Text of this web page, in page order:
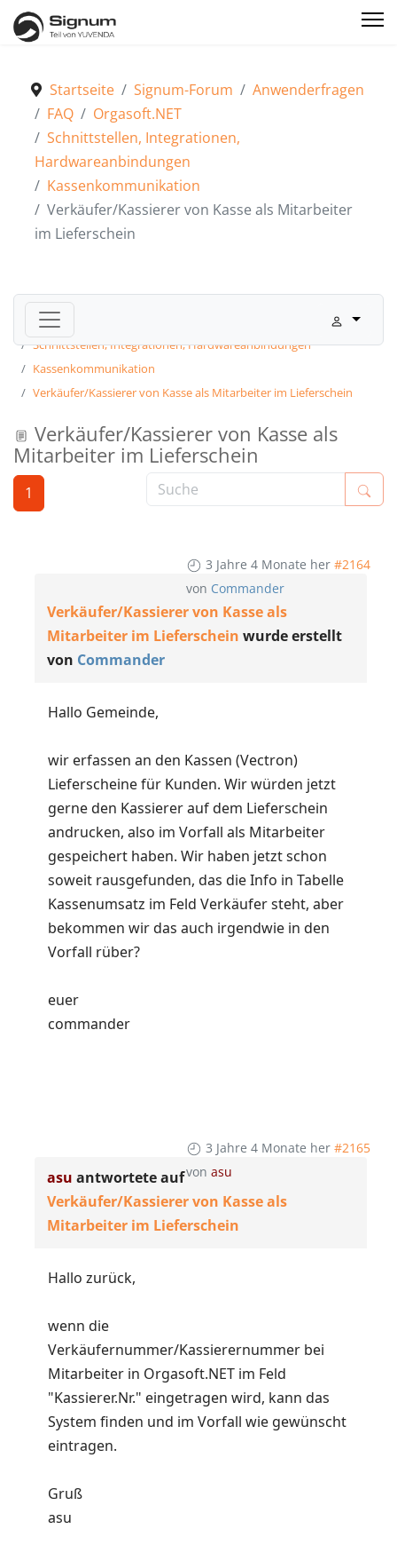
Startseite Signum-Forum
Anwenderfragen
FAQ
Orgasoft.NET
Schnittstellen, Integrationen,
Hardwareanbindungen
Kassenkommunikation
Verkäufer/Kassierer von Kasse als Mitarbeiter
im Lieferschein
Signum-Forum
Orgasoft.NET
Schnittstellen, Integrationen, Hardwareanbindungen
Kassenkommunikation
Verkäufer/Kassierer von Kasse als Mitarbeiter im Lieferschein
Verkäufer/Kassierer von Kasse als
Mitarbeiter im Lieferschein
1
3 Jahre 4 Monate her #2164
von Commander
Verkäufer/Kassierer von Kasse als
Mitarbeiter im Lieferschein wurde erstellt
von Commander
Hallo Gemeinde,
wir erfassen an den Kassen (Vectron)
Lieferscheine für Kunden. Wir würden jetzt
gerne den Kassierer auf dem Lieferschein
andrucken, also im Vorfall als Mitarbeiter
gespeichert haben. Wir haben jetzt schon
soweit rausgefunden, das die Info in Tabelle
Kassenumsatz im Feld Verkäufer steht, aber
bekommen wir das auch irgendwie in den
Vorfall rüber?
euer
commander
3 Jahre 4 Monate her #2165
von asu
asu antwortete auf
Verkäufer/Kassierer von Kasse als
Mitarbeiter im Lieferschein
Hallo zurück,
wenn die
Verkäufernummer/Kassierernummer bei
Mitarbeiter in Orgasoft.NET im Feld
"Kassierer.Nr." eingetragen wird, kann das
System finden und im Vorfall wie gewünscht
eintragen.
Gruß
asu